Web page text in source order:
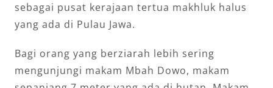
sebagai pusat kerajaan tertua makhluk halus
yang ada di Pulau Jawa.
Bagi orang yang berziarah lebih sering
mengunjungi makam Mbah Dowo, makam